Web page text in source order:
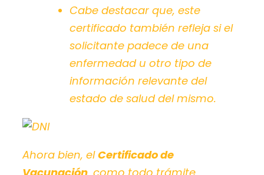
Cabe destacar que, este
certificado también refleja si el
solicitante padece de una
enfermedad u otro tipo de
información relevante del
estado de salud del mismo.
Ahora bien, elCertificado de